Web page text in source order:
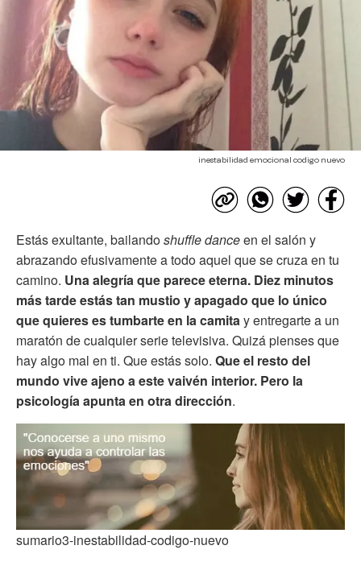
inestabilidad emocional codigo nuevo
Estás exultante, bailandoshuffle danceen el salón y
abrazando efusivamente a todo aquel que se cruza en tu
camino. Una alegría que parece eterna. Diez minutos
más tarde estás tan mustio y apagado que lo único
que quieres es tumbarte en la camitay entregarte a un
maratón de cualquier serie televisiva. Quizá pienses que
hay algo mal en ti. Que estás solo. Que el resto del
mundo vive ajeno a este vaivén interior. Pero la
psicología apunta en otra dirección.
sumario3-inestabilidad-codigo-nuevo